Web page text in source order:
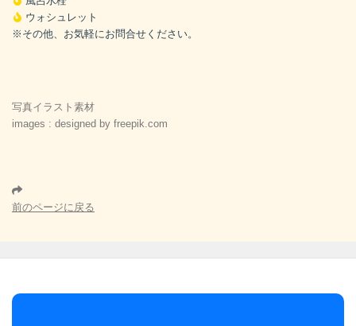
ウォシュレット
※その他、お気軽にお問合せください。
写真イラスト素材
images : designed by freepik.com
前のページに戻る